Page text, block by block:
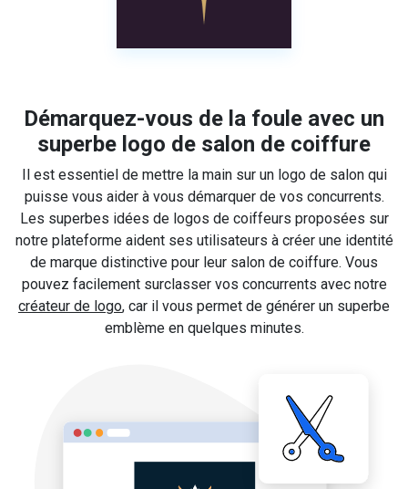
Démarquez-vous de la foule avec un
superbe logo de salon de coiffure
Il est essentiel de mettre la main sur un logo de salon qui
puisse vous aider à vous démarquer de vos concurrents.
Les superbes idées de logos de coiffeurs proposées sur
notre plateforme aident ses utilisateurs à créer une identité
de marque distinctive pour leur salon de coiffure. Vous
pouvez facilement surclasser vos concurrents avec notre
créateur de logo, car il vous permet de générer un superbe
emblème en quelques minutes.